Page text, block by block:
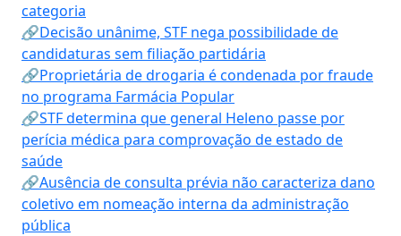
categoria
🔗Decisão unânime, STF nega possibilidade de
candidaturas sem filiação partidária
🔗Proprietária de drogaria é condenada por fraude
no programa Farmácia Popular
🔗STF determina que general Heleno passe por
perícia médica para comprovação de estado de
saúde
🔗Ausência de consulta prévia não caracteriza dano
coletivo em nomeação interna da administração
pública